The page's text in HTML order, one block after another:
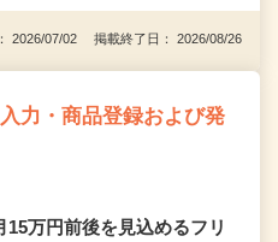
2026/07/02 掲載終了日： 2026/08/26
力・商品登録および発
15万円前後を見込めるフリ